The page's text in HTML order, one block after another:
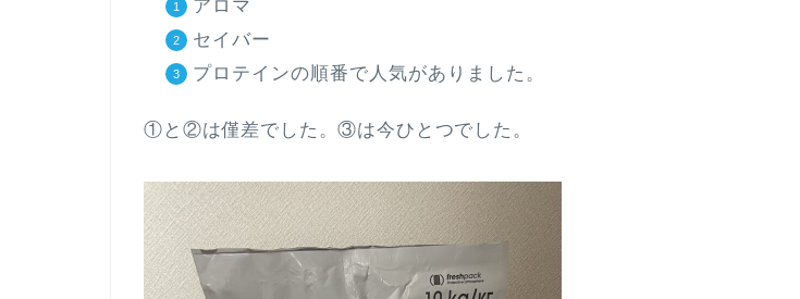
アロマ
セイバー
プロテインの順番で人気がありました。
①と②は僅差でした。③は今ひとつでした。